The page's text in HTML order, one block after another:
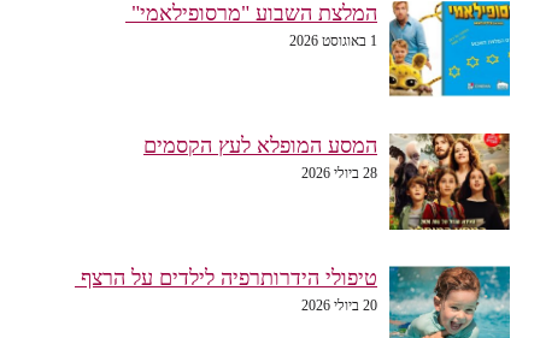
המלצת השבוע "מרסופילאמי"
1 באוגוסט 2026
המסע המופלא לעץ הקסמים
28 ביולי 2026
טיפולי הידרותרפיה לילדים על הרצף
20 ביולי 2026